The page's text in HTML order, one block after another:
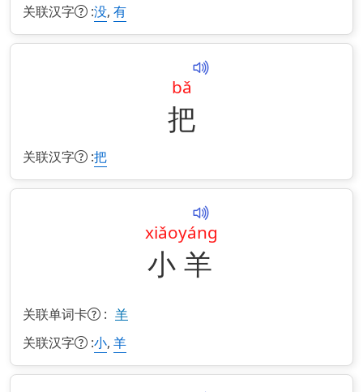
关联汉字 :没, 有
把
bǎ
关联汉字 :把
小
xiǎo
羊
yáng
关联单词卡 : 羊
关联汉字 :小, 羊